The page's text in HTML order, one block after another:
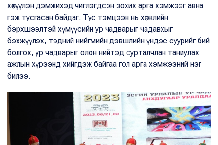
хөхүүлэн дэмжихэд чиглэгдсэн зохих арга хэмжээг авна
гэж тусгасан байдаг. Тус тэмцээн нь хөгжлийн
бэрхшээлтэй хүмүүсийн ур чадварыг чадавхыг
бэхжүүлэх, тэдний нийгмийн дэвшлийн үндэс суурийг бий
болгох, ур чадварыг олон нийтэд сурталчлан таниулах
ажлын хүрээнд хийгдэж байгаа гол арга хэмжээний нэг
билээ.